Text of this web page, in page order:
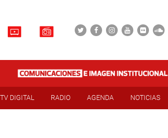
TV DIGITAL RADIO AGENDA NOTICIAS